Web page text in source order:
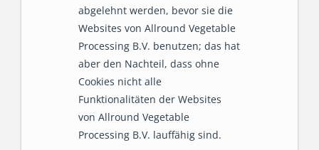
abgelehnt werden, bevor sie die
Websites von Allround Vegetable
Processing B.V. benutzen; das hat
aber den Nachteil, dass ohne
Cookies nicht alle
Funktionalitäten der Websites
von Allround Vegetable
Processing B.V. lauffähig sind.